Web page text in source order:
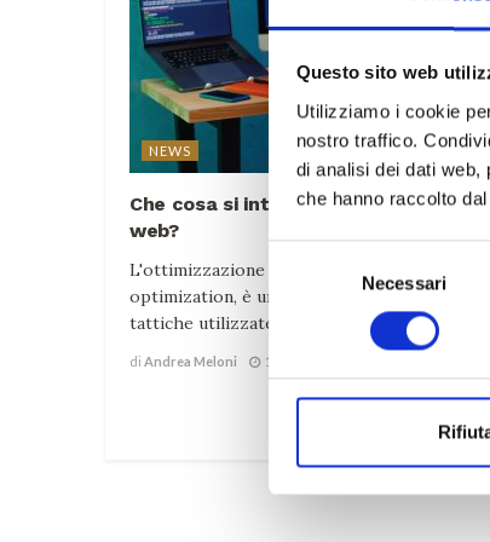
Questo sito web
Utilizziamo i cookie
nostro traffico.
di analisi dei dati web,
che hanno raccolto
Necessari
NEWS
Che cosa si intende per
web?
L'ottimizzazione del sito web, o website
optimization, è un insieme di strategie,
tattiche utilizzate per migliorare la
di Andrea Meloni 12 Maggio 2023